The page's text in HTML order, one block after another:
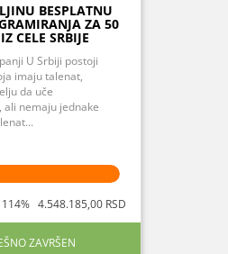
BESPLATNU
ZA 50
CELE SRBIJE
U Srbiji postoji
imaju talenat,
da uče
nemaju jednake
114% 4.548.185,00 RSD
ZAVRŠEN